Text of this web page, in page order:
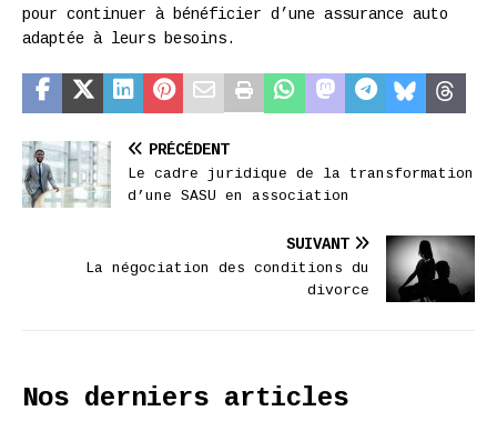
pour continuer à bénéficier d’une assurance auto
adaptée à leurs besoins.
PRÉCÉDENT
Le cadre juridique de la transformation
d’une SASU en association
SUIVANT
La négociation des conditions du
divorce
Nos derniers articles